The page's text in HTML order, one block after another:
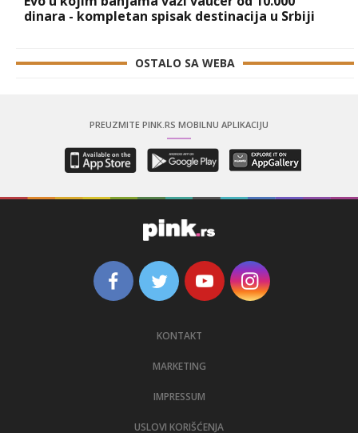
dinara - kompletan spisak destinacija u Srbiji
OSTALO SA WEBA
PREUZMITE PINK.RS MOBILNU APLIKACIJU
KONTAKT
MARKETING
IMPRESSUM
USLOVI KORIŠĆENJA